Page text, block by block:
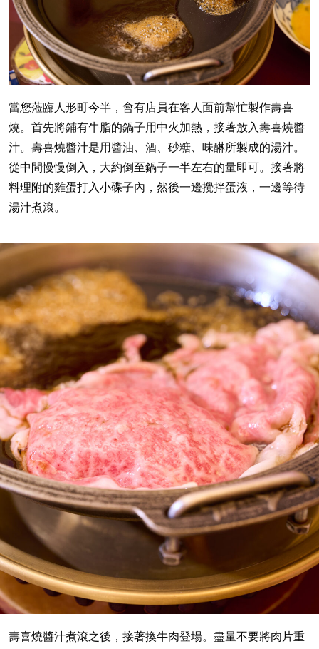
當您蒞臨人形町今半，會有店員在客人面前幫忙製作壽喜
燒。首先將鋪有牛脂的鍋子用中火加熱，接著放入壽喜燒醬
汁。壽喜燒醬汁是用醬油、酒、砂糖、味醂所製成的湯汁。
從中間慢慢倒入，大約倒至鍋子一半左右的量即可。接著將
料理附的雞蛋打入小碟子內，然後一邊攪拌蛋液，一邊等待
湯汁煮滾。
壽喜燒醬汁煮滾之後，接著換牛肉登場。盡量不要將肉片重